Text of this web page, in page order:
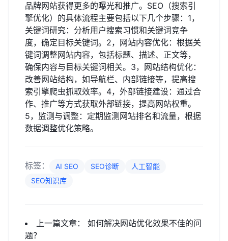
品牌网站获得更多的曝光和推广。SEO（搜索引
擎优化）的具体流程主要包括以下几个步骤：1，
关键词研究：分析用户搜索习惯和关键词竞争
度，确定目标关键词。2，网站内容优化：根据关
键词调整网站内容，包括标题、描述、正文等，
确保内容与目标关键词相关。3，网站结构优化：
改善网站结构，如导航栏、内部链接等，提高搜
索引擎爬虫抓取效率。4，外部链接建设：通过合
作、推广等方式获取外部链接，提高网站权重。
5，监测与调整：定期监测网站排名和流量，根据
数据调整优化策略。
标签： AI SEO SEO诊断
人工智能
SEO知识库
上一篇文章： 如何解决网站优化效果不佳的问
题？